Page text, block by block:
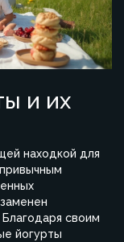
и их
находкой для
своим
йогурты